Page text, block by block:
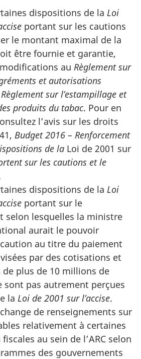
dispositions de la Loi
portant sur les cautions
le montant maximal de la
être fournie et garantie,
au Règlement sur
et autorisations
Règlement sur l’estampillage et
produits du tabac. Pour en
l’avis sur les droits
Budget 2016 – Renforcement
de la Loi de 2001 sur
sur les cautions et le
dispositions de la Loi
portant sur le
selon lesquelles la ministre
aurait le pouvoir
au titre du paiement
par des cotisations et
de plus de 10 millions de
sont pas autrement perçues
la Loi de 2001 sur l’accise.
de renseignements sur
relativement à certaines
au sein de l’ARC selon
des gouvernements